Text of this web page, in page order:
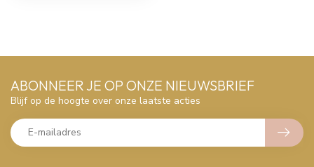
ABONNEER JE OP ONZE NIEUWSBRIEF
Blijf op de hoogte over onze laatste acties